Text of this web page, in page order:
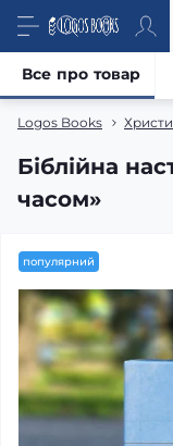
Logos Books
Біблійна
часом»
Все про товар
популярний